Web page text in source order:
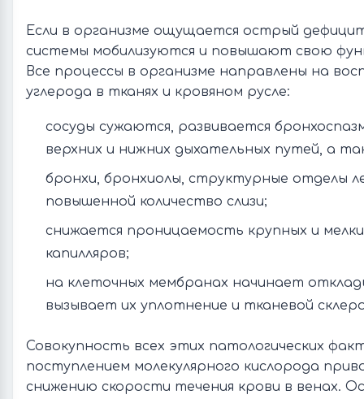
Если в организме ощущается острый дефицит
системы мобилизуются и повышают свою
Все процессы в организме направлены на
углерода в тканях и кровяном русле:
сосуды сужаются, развивается
верхних и нижних дыхательных путей, а
бронхи, бронхиолы, структурные отделы
повышенной количество слизи;
снижается проницаемость крупных и
капилляров;
на клеточных мембранах начинает
вызывает их уплотнение и тканевой
Совокупность всех этих патологических
поступлением молекулярного кислорода
снижению скорости течения крови в венах.